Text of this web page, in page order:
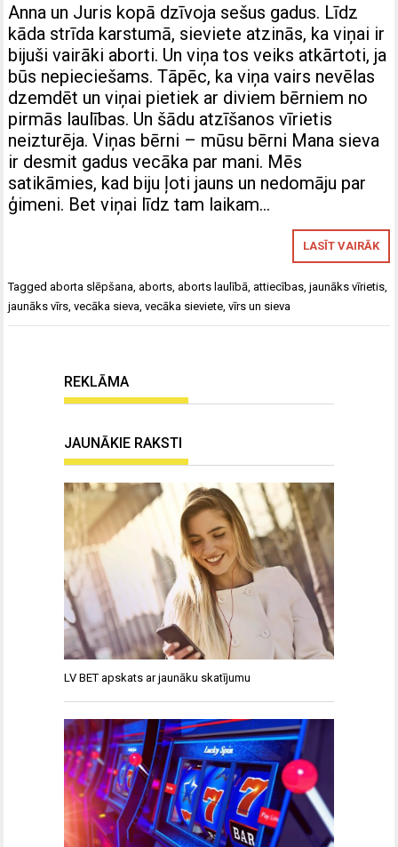
Anna un Juris kopā dzīvoja sešus gadus. Līdz
kāda strīda karstumā, sieviete atzinās, ka viņai ir
bijuši vairāki aborti. Un viņa tos veiks atkārtoti, ja
būs nepieciešams. Tāpēc, ka viņa vairs nevēlas
dzemdēt un viņai pietiek ar diviem bērniem no
pirmās laulības. Un šādu atzīšanos vīrietis
neizturēja. Viņas bērni – mūsu bērni Mana sieva
ir desmit gadus vecāka par mani. Mēs
satikāmies, kad biju ļoti jauns un nedomāju par
ģimeni. Bet viņai līdz tam laikam…
LASĪT VAIRĀK
Taggedaborta slēpšana ,aborts ,aborts laulībā ,attiecības ,jaunāks vīrietis
jaunāks vīrs ,vecāka sieva ,vecāka sieviete ,vīrs un sieva
REKLĀMA
JAUNĀKIE RAKSTI
LV BET apskats ar jaunāku skatījumu